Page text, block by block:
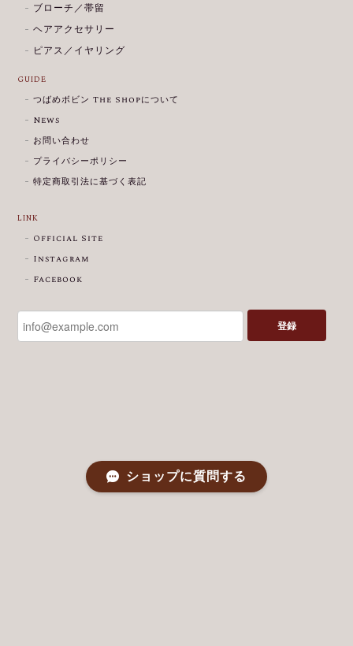
ブローチ／帯留
ヘアアクセサリー
ピアス／イヤリング
GUIDE
つばめボビン The Shopについて
News
お問い合わせ
プライバシーポリシー
特定商取引法に基づく表記
LINK
Official Site
Instagram
Facebook
登録
ショップに質問する